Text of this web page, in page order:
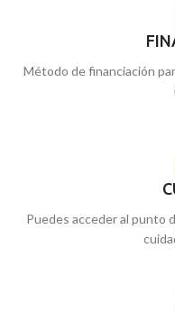
Método de financiación
Puedes acceder al punto